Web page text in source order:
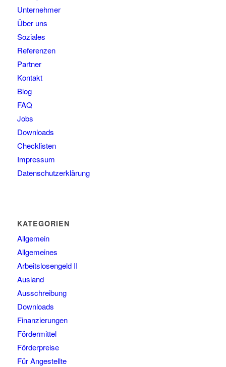
Unternehmer
Über uns
Soziales
Referenzen
Partner
Kontakt
Blog
FAQ
Jobs
Downloads
Checklisten
Impressum
Datenschutzerklärung
KATEGORIEN
Allgemein
Allgemeines
Arbeitslosengeld II
Ausland
Ausschreibung
Downloads
Finanzierungen
Fördermittel
Förderpreise
Für Angestellte